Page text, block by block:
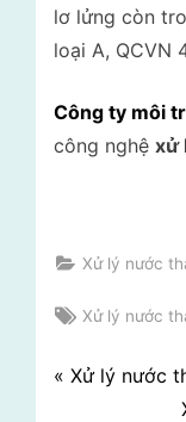
lơ lửng còn
loại A, QCVN
Công ty môi
công nghệ xử
Xử lý nước
Tags:
Xử lý nước
Điều
P
Xử lý nước